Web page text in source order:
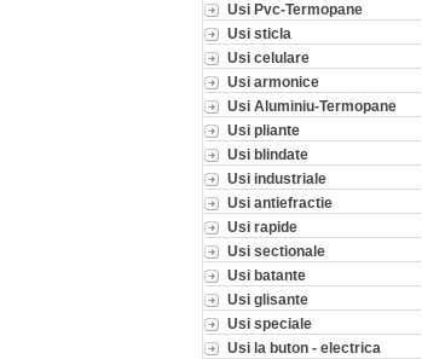
Usi Pvc-Termopane
Usi sticla
Usi celulare
Usi armonice
Usi Aluminiu-Termopane
Usi pliante
Usi blindate
Usi industriale
Usi antiefractie
Usi rapide
Usi sectionale
Usi batante
Usi glisante
Usi speciale
Usi la buton - electrica